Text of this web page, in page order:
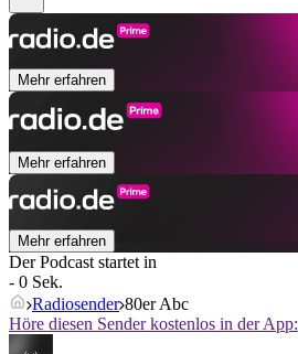
Mehr erfahren
Mehr erfahren
Mehr erfahren
Der Podcast startet in
- 0 Sek.
Radiosender 80er Abc
Höre diesen Sender kostenlos in der App: